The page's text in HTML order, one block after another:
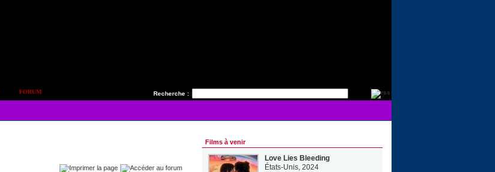
Recherche :
FORUM
Films à venir
Love Lies Bleeding
États-Unis, 2024